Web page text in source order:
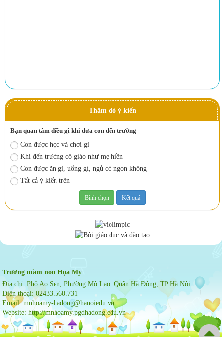
Thăm dò ý kiến
Bạn quan tâm điều gì khi đưa con đến trường
Con được học và chơi gì
Khi đến trường cô giáo như mẹ hiền
Con được ăn gì, uống gì, ngủ có ngon không
Tất cả ý kiến trên
Trường mầm non Họa My
Địa chỉ: Phố Ao Sen, Phường Mộ Lao, Quận Hà Đông, TP Hà Nội
Điện thoại: 02433.560.731
Email:mnhoamy-hadong@hanoiedu.vn
Website: http://mnhoamy.pgdhadong.edu.vn